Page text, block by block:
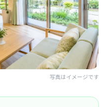
写真はイメージです